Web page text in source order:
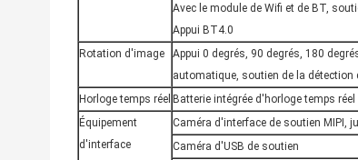
Avec le module de Wifi et de BT,
Appui BT4.0
Rotation d'image
Appui 0 degrés, 90 degrés, 180
automatique, soutien de la détection
Horloge temps réel Batterie intégrée d'horloge temps réel
Équipement
d'interface
Caméra d'interface de soutien MIPI,
Caméra d'USB de soutien